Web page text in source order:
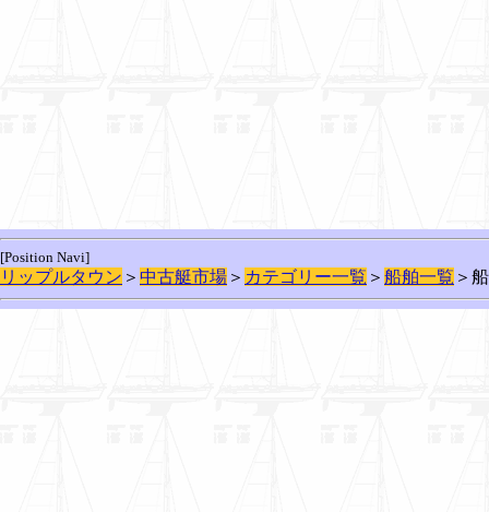
[Position Navi]
リップルタウン ＞ 中古艇市場 ＞ カテゴリー一覧 ＞ 船舶一覧 ＞